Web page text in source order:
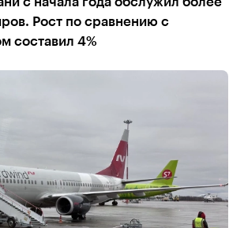
Рост по сравнению с
составил 4%